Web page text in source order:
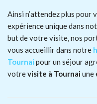
Ainsi n’attendez plus pour
expérience unique dans
but de votre visite, nos
vous accueillir dans notre
Tournai pour un séjour
votrevisite à Tournaiune